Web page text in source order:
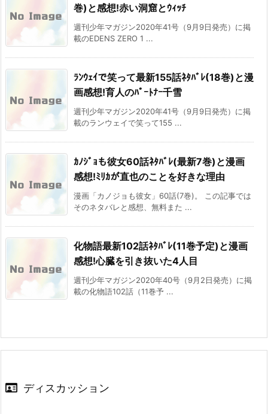
巻)と感想!赤い洞窟とｳｨｯﾁ
週刊少年マガジン2020年41号（9月9日発売）に掲
載のEDENS ZERO 1 ...
ﾗﾝｳｪｲで笑って最新155話ﾈﾀﾊﾞﾚ(18巻)と漫
画感想!育人のﾊﾟｰﾄﾅｰ千雪
週刊少年マガジン2020年41号（9月9日発売）に掲
載のランウェイで笑って155 ...
ｶﾉｼﾞｮも彼女60話ﾈﾀﾊﾞﾚ(最新7巻)と漫画
感想!ﾐﾘｶが直也のことを好きな理由
漫画「カノジョも彼女」60話(7巻)。 この記事では
そのネタバレと感想、無料また ...
化物語最新102話ﾈﾀﾊﾞﾚ(11巻予定)と漫画
感想!心臓を引き抜いた4人目
週刊少年マガジン2020年40号（9月2日発売）に掲
載の化物語102話（11巻予 ...
ディスカッション